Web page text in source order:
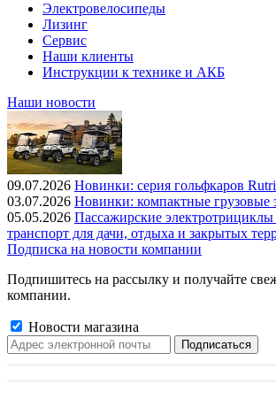
Электровелосипеды
Лизинг
Сервис
Наши клиенты
Инструкции к технике и АКБ
Наши новости
09.07.2026 Новинки: серия гольфкаров
03.07.2026 Новинки: компактные грузовые
05.05.2026 Пассажирские
транспорт для дачи, отдыха и закрытых
Подписка на новости компании
Подпишитесь на рассылку и получайте
компании.
Новости магазина